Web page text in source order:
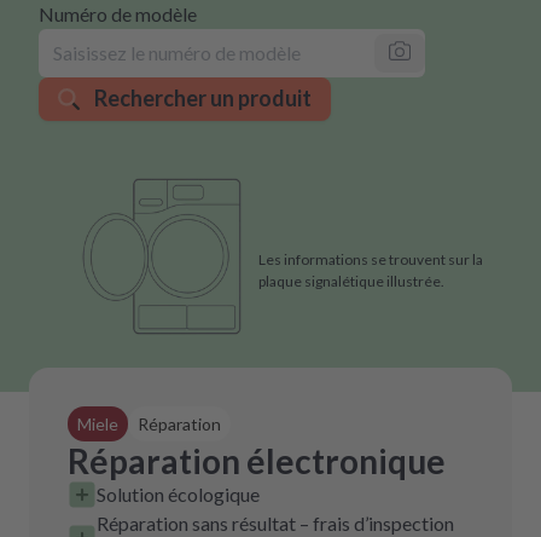
Numéro de modèle
Rechercher un produit
Les informations se trouvent sur la
plaque signalétique illustrée.
Miele Réparation
Réparation électronique
Solution écologique
Réparation sans résultat – frais d’inspection